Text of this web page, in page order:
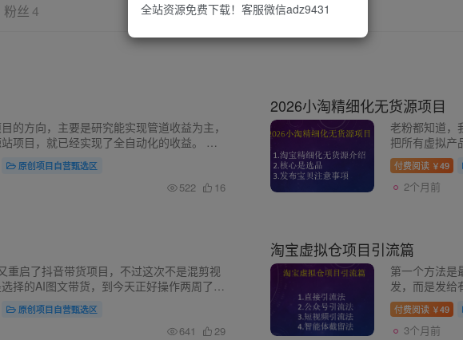
粉丝 4
的方向，主要是研究能实现管道收益为主，
项目，就已经实现了全自动化的收益。 能
有可持续性，是我现在做网络项目的宗旨，
课程，网盘项...
原创项目自营甄选区
522 16
2026小淘精细化无货源项目
老粉都知道，
把所有虚拟产
了虚拟电商这
是能赚的，而
付费阅读 ￥49
2个月前
重启了抖音带货项目，不过这次不是混剪视
择的AI图文带货，到今天正好操作两周了，
，我实操的一些心得做个小结。 我去年做
有符合挂车条...
原创项目自营甄选区
641 29
淘宝虚拟仓项目引流篇
第一个方法是
发，而是发给
们淘宝虚拟货
虚拟电商，但
付费阅读 ￥49
3个月前
全站资源免费下载！客服微信adz9431